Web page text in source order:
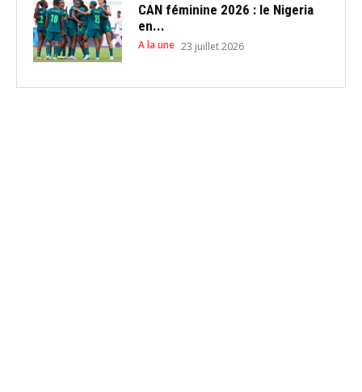
CAN féminine 2026 : le Nigeria
en...
A la une 23 juillet 2026